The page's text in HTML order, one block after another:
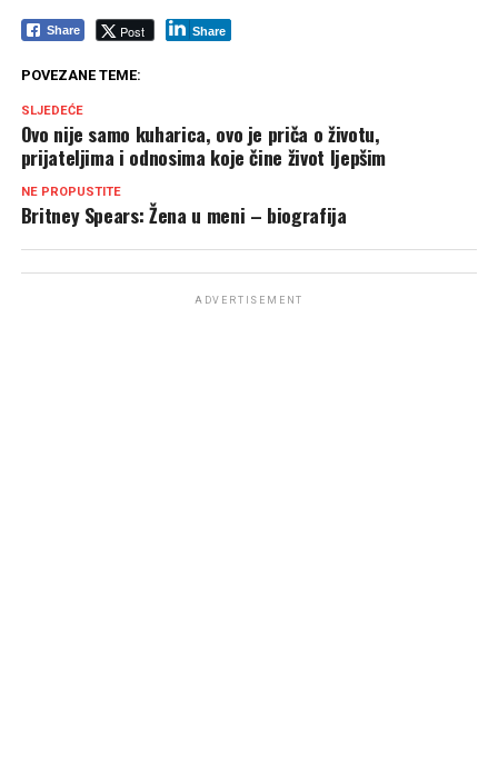
Share Post Share
POVEZANE TEME:
SLJEDEĆE
Ovo nije samo kuharica, ovo je priča o životu,
prijateljima i odnosima koje čine život ljepšim
NE PROPUSTITE
Britney Spears: Žena u meni – biografija
ADVERTISEMENT